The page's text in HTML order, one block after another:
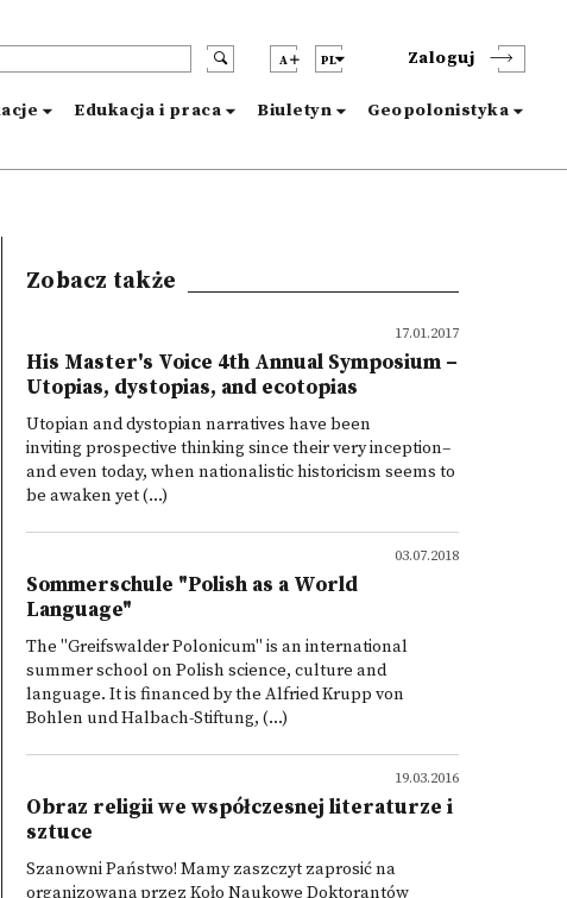
A PL Zaloguj
Edukacja i praca Biuletyn Geopolonistyka
Zobacz także
17.01.2017
His Master's Voice 4th Annual Symposium –
Utopias, dystopias, and ecotopias
Utopian and dystopian narratives have been
inviting prospective thinking since their very inception–
and even today, when nationalistic historicism seems to
be awaken yet (...)
03.07.2018
Sommerschule "Polish as a World
Language"
The "Greifswalder Polonicum" is an international
summer school on Polish science, culture and
language. It is financed by the Alfried Krupp von
Bohlen und Halbach-Stiftung, (...)
19.03.2016
Obraz religii we współczesnej literaturze i
sztuce
Szanowni Państwo! Mamy zaszczyt zaprosić na
organizowaną przez Koło Naukowe Doktorantów